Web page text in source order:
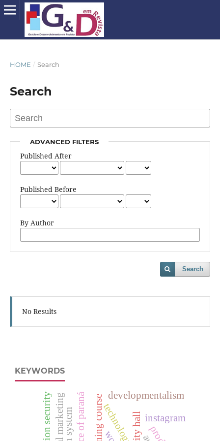
HOME / Search
Search
ADVANCED FILTERS
Published After
Published Before
By Author
Search
No Results
KEYWORDS
developmentalism
instagram
technology